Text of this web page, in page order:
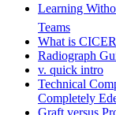
Learning
Teams
What is
Radiograph
v. quick intro
Technical
Completely